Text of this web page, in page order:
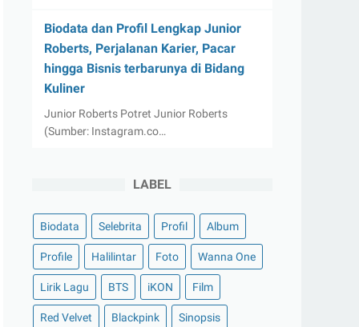
Biodata dan Profil Lengkap Junior
Roberts, Perjalanan Karier, Pacar
hingga Bisnis terbarunya di Bidang
Kuliner
Junior Roberts Potret Junior Roberts
(Sumber: Instagram.co…
LABEL
Biodata Selebrita Profil Album
Profile Halilintar Foto Wanna One
Lirik Lagu BTS iKON Film
Red Velvet Blackpink Sinopsis